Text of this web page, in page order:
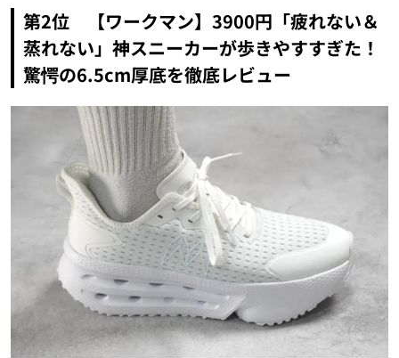
第2位 【ワークマン】3900円「疲れない＆
蒸れない」神スニーカーが歩きやすすぎた！
驚愕の6.5cm厚底を徹底レビュー